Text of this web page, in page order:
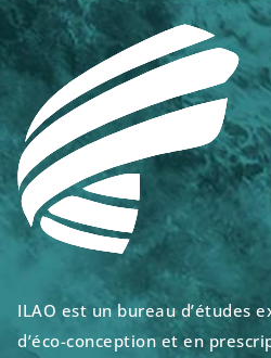
ILAO est un bureau d’études
d’éco-conception et en